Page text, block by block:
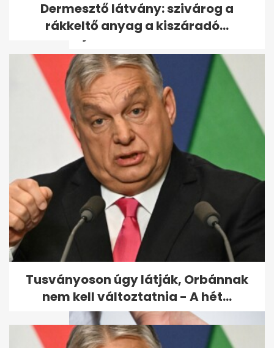
kormány - kormányzati
tájékoztató...
Szombattól olcsóbb lehet a
tankolás: csökken a benzin és
a...
Dermesztő látvány: szivárog a
rákkeltő anyag a kiszáradó...
Tusványoson úgy látják, Orbánnak
nem kell változtatnia - A hét...